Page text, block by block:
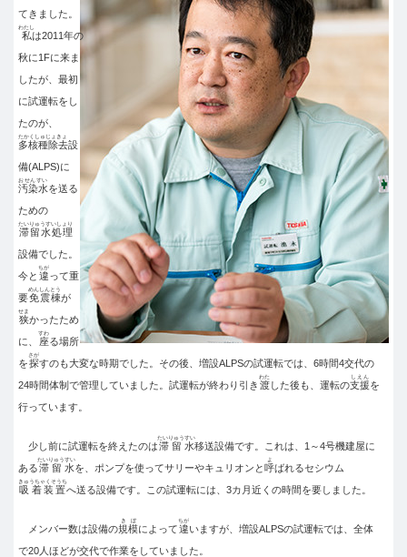
てきました。
私
わたし
は2011年の
秋に1Fに来ま
したが、最初
に試運転をし
たのが、
多核種除去
たかくしゅじょきょ
設
備(ALPS)に
汚染水
おせんすい
を送る
ための
滞留水処理
たいりゅうすいしょり
設備でした。
今と 違
ちが
って重
要免震棟
めんしんとう
が
狭
せま
かったため
に、
座
すわ
る場所
を探
さが
すのも大変な時期でした。その後、増設ALPSの試運転では、6時間4交代の
24時間体制で管理していました。試運転が終わり引き 渡
わた
した後も、運転の支援
しえん
を
行っています。
少し前に試運転を終えたのは滞留水
たいりゅうすい
移送設備です。これは、1～4号機建屋に
ある滞留水
たいりゅうすい
を、ポンプを使ってサリーやキュリオンと呼
よ
ばれるセシウム
吸着装置
きゅうちゃくそうち
へ送る設備です。この試運転には、3カ月近くの時間を要しました。
メンバー数は設備の規模
きぼ
によって違
ちが
いますが、増設ALPSの試運転では、全体
で20人ほどが交代で作業をしていました。